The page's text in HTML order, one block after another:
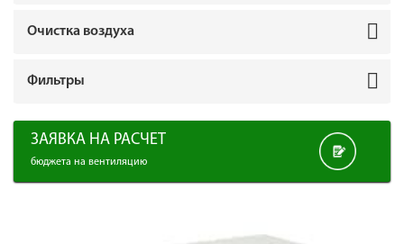
Очистка воздуха
Фильтры
ЗАЯВКА НА РАСЧЕТ
бюджета на вентиляцию